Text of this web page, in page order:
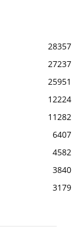
28357
27237
25951
12224
11282
6407
4582
3840
3179